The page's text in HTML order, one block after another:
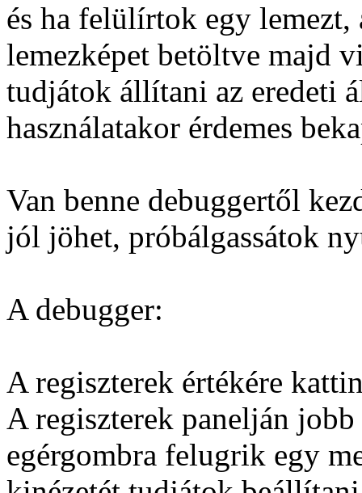
és ha felülírtok egy
lemezképet betöltve majd
tudjátok állítani az eredeti
használatakor érdemes
Van benne debuggertől
jól jöhet, próbálgassátok
A debugger:
A regiszterek értékére
A regiszterek panelján jobb
egérgombra felugrik egy